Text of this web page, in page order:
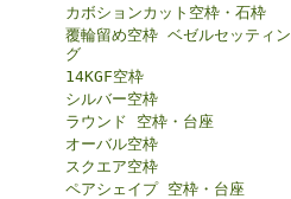
カボションカット空枠・石枠
覆輪留め空枠 ベゼルセッティン
グ
14KGF空枠
シルバー空枠
ラウンド 空枠・台座
オーバル空枠
スクエア空枠
ペアシェイプ 空枠・台座